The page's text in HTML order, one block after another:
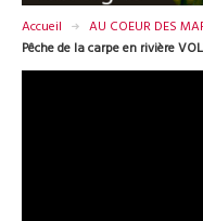
Accueil
AU COEUR DES
Pêche de la carpe en rivière